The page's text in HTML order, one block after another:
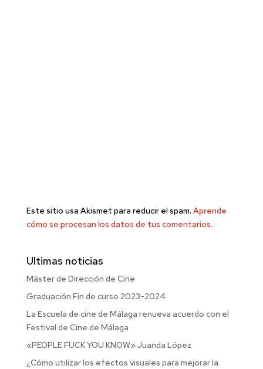
Este sitio usa Akismet para reducir el spam. Aprende
cómo se procesan los datos de tus comentarios.
Ultimas noticias
Máster de Dirección de Cine
Graduación Fin de curso 2023-2024
La Escuela de cine de Málaga renueva acuerdo con el
Festival de Cine de Málaga
«PEOPLE FUCK YOU KNOW» Juanda López
¿Cómo utilizar los efectos visuales para mejorar la